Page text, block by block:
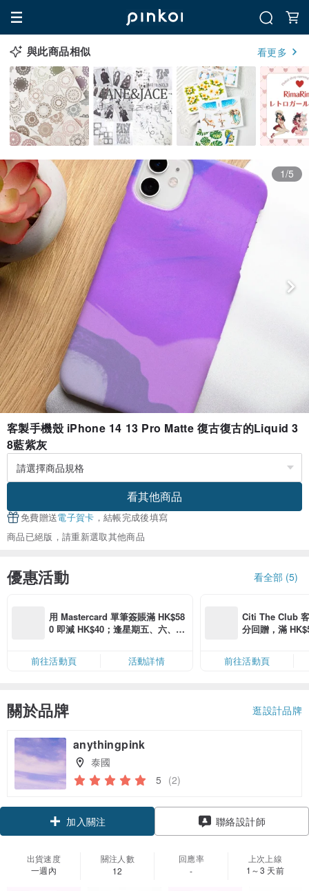
與此商品相似 看更多
1/5
客製手機殼 iPhone 14 13 Pro Matte 復古復古的Liquid 3
8藍紫灰
看其他商品
免費贈送電子賀卡 ，結帳完成後填寫
商品已絕版，請重新選取其他商品
優惠活動 看全部 (5)
用 Mastercard 單筆簽賬滿 HK$58
0 即減 HK$40；逢星期五、六、日
限，額滿即止，僅限「常用信用
卡」結帳）
前往活動頁 活動詳情
Citi The Club
分回贈，滿
前往活動頁
關於品牌 逛設計品牌
anythingpink
泰國
5 (2)
加入關注 聯絡設計師
出貨速度
一週內
關注人數
12
回應率
-
上次上線
1～3 天前